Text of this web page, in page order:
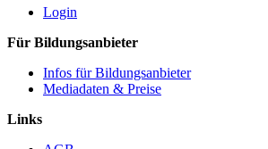
Login
Für Bildungsanbieter
Infos für Bildungsanbieter
Mediadaten & Preise
Links